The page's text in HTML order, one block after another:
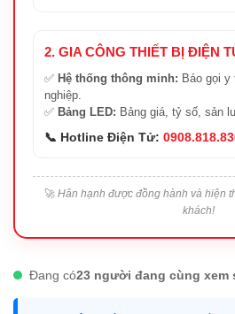
2. GIA CÔNG THIẾT BỊ ĐIỆN
✅ Hệ thống thông minh: Báo gọi
nghiệp.
✅ Bảng LED: Bảng giá, tỷ số, sản
📞 Hotline Điện Tử:
🚀 Hân hạnh được đồng hành và hiện
khách!
Đang có23 người đang cùng xem